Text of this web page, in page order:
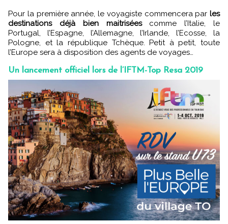
Pour la première année, le voyagiste commencera par les
destinations déjà bien maitriséescomme l’Italie, le
Portugal, l’Espagne, l’Allemagne, l’Irlande, l’Ecosse, la
Pologne, et la république Tchèque. Petit à petit, toute
l’Europe sera à disposition des agents de voyages…
Un lancement officiel lors de l’IFTM-Top Resa 2019